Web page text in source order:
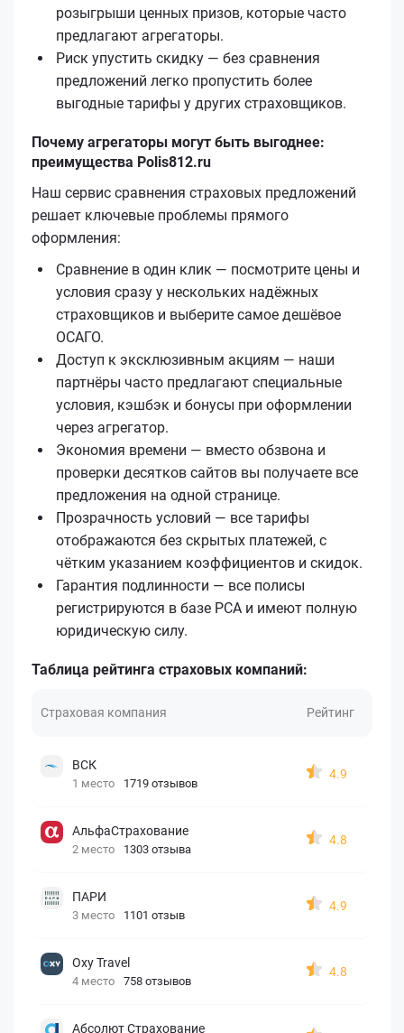
розыгрыши ценных призов, которые часто
предлагают агрегаторы.
Риск упустить скидку — без сравнения
предложений легко пропустить более
выгодные тарифы у других страховщиков.
Почему агрегаторы могут быть выгоднее:
преимущества Polis812.ru
Наш сервис сравнения страховых предложений
решает ключевые проблемы прямого
оформления:
Сравнение в один клик — посмотрите цены и
условия сразу у нескольких надёжных
страховщиков и выберите самое дешёвое
ОСАГО.
Доступ к эксклюзивным акциям — наши
партнёры часто предлагают специальные
условия, кэшбэк и бонусы при оформлении
через агрегатор.
Экономия времени — вместо обзвона и
проверки десятков сайтов вы получаете все
предложения на одной странице.
Прозрачность условий — все тарифы
отображаются без скрытых платежей, с
чётким указанием коэффициентов и скидок.
Гарантия подлинности — все полисы
регистрируются в базе РСА и имеют полную
юридическую силу.
Таблица рейтинга страховых компаний:
Страховая компания Рейтинг
ВСК
1 место 1719 отзывов
4.9
АльфаСтрахование
2 место 1303 отзыва
4.8
ПАРИ
3 место 1101 отзыв
4.9
Oxy Travel
4 место 758 отзывов
4.8
Абсолют Страхование